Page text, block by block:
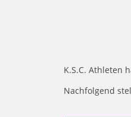
K.S.C. Athleten
Nachfolgend